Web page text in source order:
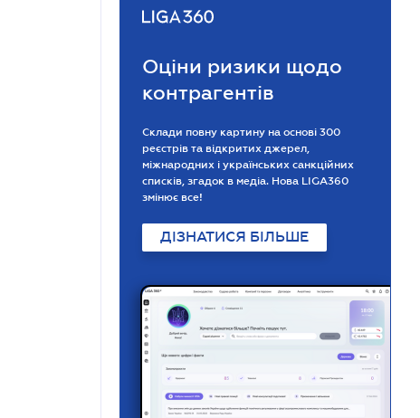
Оціни ризики щодо
контрагентів
Склади повну картину на основі 300
реєстрів та відкритих джерел,
міжнародних і українських санкційних
списків, згадок в медіа. Нова LIGA360
змінює все!
ДІЗНАТИСЯ БІЛЬШЕ